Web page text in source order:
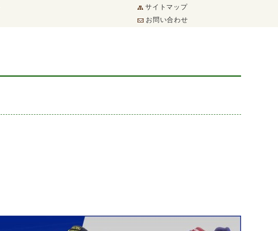
サイトマップ
お問い合わせ